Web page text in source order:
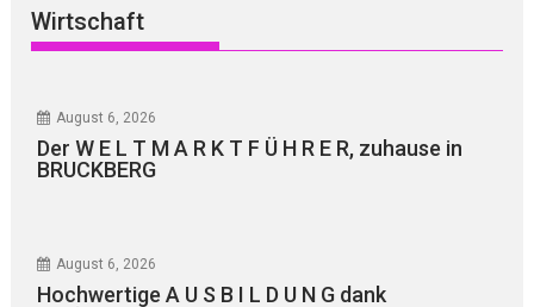
Wirtschaft
August 6, 2026
Der W E L T M A R K T F Ü H R E R, zuhause in
BRUCKBERG
August 6, 2026
Hochwertige A U S B I L D U N G dank